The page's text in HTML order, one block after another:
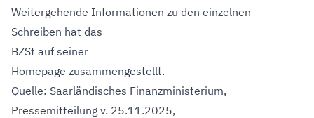
Weitergehende Informationen zu den einzelnen
Schreiben hat das
BZSt auf seiner
Homepage zusammengestellt.
Quelle: Saarländisches Finanzministerium,
Pressemitteilung v. 25.11.2025,